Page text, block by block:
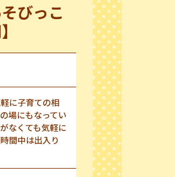
びっこ
に子育ての相
場にもなってい
なくても気軽に
間中は出入り